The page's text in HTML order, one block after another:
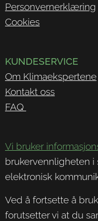
Personvernerklæring
Cookies
KUNDESERVICE
Om Klimaekspertene
Kontakt oss
FAQ
Vi bruker
brukervennligheten i
elektronisk
Ved å fortsette å
forutsetter vi at du